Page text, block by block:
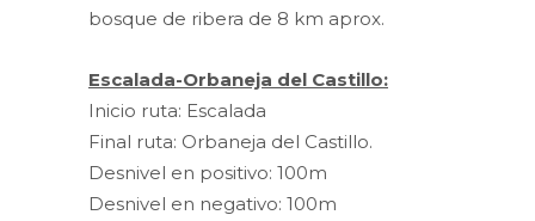
bosque de ribera de 8 km aprox.
Escalada-Orbaneja del Castillo:
Inicio ruta: Escalada
Final ruta: Orbaneja del Castillo.
Desnivel en positivo: 100m
Desnivel en negativo: 100m